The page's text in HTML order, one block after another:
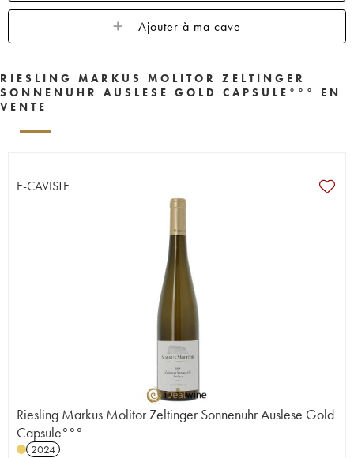
Ajouter à ma cave
RIESLING MARKUS MOLITOR ZELTINGER
SONNENUHR AUSLESE GOLD CAPSULE°°° EN
VENTE
E-CAVISTE
Riesling Markus Molitor Zeltinger Sonnenuhr Auslese Gold
Capsule°°°
2024